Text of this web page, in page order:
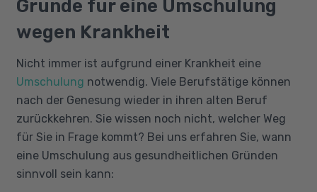
Gründe für eine Umschulung
wegen Krankheit
Nicht immer ist aufgrund einer Krankheit eine
Umschulung notwendig. Viele Berufstätige können
nach der Genesung wieder in ihren alten Beruf
zurückkehren. Sie wissen noch nicht, welcher Weg
für Sie in Frage kommt? Bei uns erfahren Sie, wann
eine Umschulung aus gesundheitlichen Gründen
sinnvoll sein kann: